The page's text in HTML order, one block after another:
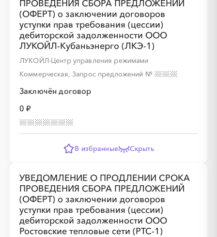
ПРОВЕДЕНИЯ СБОРА ПРЕДЛОЖЕНИЙ
(ОФЕРТ) о заключении договоров
уступки прав требования (цессии)
дебиторской задолженности ООО
ЛУКОЙЛ-Кубаньэнерго (ЛКЭ-1)
ЛУКОЙЛ-Центр управления режимами
Коммерческая, Запрос предложений №
Заключён договор
0 ₽
В избранные Скрыть
УВЕДОМЛЕНИЕ О ПРОДЛЕНИИ СРОКА
ПРОВЕДЕНИЯ СБОРА ПРЕДЛОЖЕНИЙ
(ОФЕРТ) о заключении договоров
уступки прав требования (цессии)
дебиторской задолженности ООО
Ростовские тепловые сети (РТС-1)